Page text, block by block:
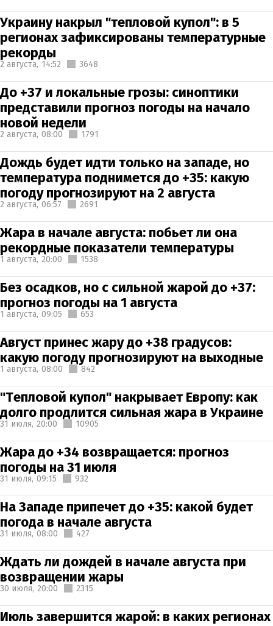
Украину накрыл "тепловой купол": в 5
регионах зафиксированы температурные
рекорды
2 августа, 14:52 3648
До +37 и локальные грозы: синоптики
представили прогноз погоды на начало
новой недели
2 августа, 08:00 1791
Дождь будет идти только на западе, но
температура поднимется до +35: какую
погоду прогнозируют на 2 августа
2 августа, 06:57 2691
Жара в начале августа: побьет ли она
рекордные показатели температуры
1 августа, 20:00 1538
Без осадков, но с сильной жарой до +37:
прогноз погоды на 1 августа
1 августа, 09:05 653
Август принес жару до +38 градусов:
какую погоду прогнозируют на выходные
1 августа, 08:00 842
"Тепловой купол" накрывает Европу: как
долго продлится сильная жара в Украине
31 июля, 20:00 10905
Жара до +34 возвращается: прогноз
погоды на 31 июля
31 июля, 09:15 932
На Западе припечет до +35: какой будет
погода в начале августа
31 июля, 08:00 427
Ждать ли дождей в начале августа при
возвращении жары
30 июля, 20:00 2315
Июль завершится жарой: в каких регионах